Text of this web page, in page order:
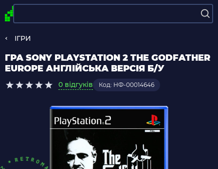
ІГРИ
ГРА SONY PLAYSTATION 2 THE GODFATHER
EUROPE АНГЛІЙСЬКА ВЕРСІЯ Б/У
0 відгуків Код: НФ-00014646